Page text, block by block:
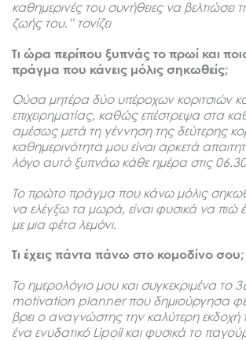
καθημερινές του συνήθειες να βελτιώσει
ζωής του.” τονίζει
Τι ώρα περίπου ξυπνάς το πρωί και
πράγμα που κάνεις μόλις σηκωθείς;
Ούσα μητέρα δύο υπέροχων κοριτσιών
επιχειρηματίας, καθώς επέστρεψα στα
αμέσως μετά τη γέννηση της δεύτερης
καθημερινότητα μου είναι αρκετά
λόγο αυτό ξυπνάω κάθε ημέρα στις
Το πρώτο πράγμα που κάνω μόλις
να ελέγξω τα μωρά, είναι φυσικά να πιώ
με μια φέτα λεμόνι.
Τι έχεις πάντα πάνω στο κομοδίνο σου;
Το ημερολόγιο μου και συγκεκριμένα το
motivation planner που δημιούργησα
βρει ο αναγνώστης την καλύτερη εκδοχή
ένα ενυδατικό Lipoil και φυσικά το